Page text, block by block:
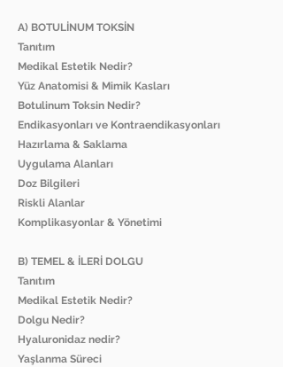
A) BOTULİNUM TOKSİN
Tanıtım
Medikal Estetik Nedir?
Yüz Anatomisi & Mimik Kasları
Botulinum Toksin Nedir?
Endikasyonları ve Kontraendikasyonları
Hazırlama & Saklama
Uygulama Alanları
Doz Bilgileri
Riskli Alanlar
Komplikasyonlar & Yönetimi
B) TEMEL & İLERİ DOLGU
Tanıtım
Medikal Estetik Nedir?
Dolgu Nedir?
Hyaluronidaz nedir?
Yaşlanma Süreci